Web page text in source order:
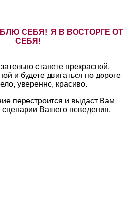
СЕБЯ! Я В ВОСТОРГЕ ОТ
СЕБЯ!
станете прекрасной,
и будете двигаться по дороге
уверенно, красиво.
перестроится и выдаст Вам
сценарии Вашего поведения.